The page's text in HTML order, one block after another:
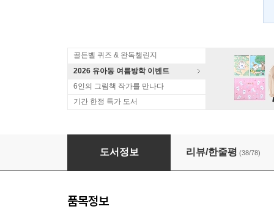
골든벨 퀴즈 & 완독챌린지
2026 유아동 여름방학 이벤트
6인의 그림책 작가를 만나다
기간 한정 특가 도서
뽀롱뽀롱 뽀로로 미니 스티커북
도서정보 리뷰/한줄평 (38/78)
품목정보